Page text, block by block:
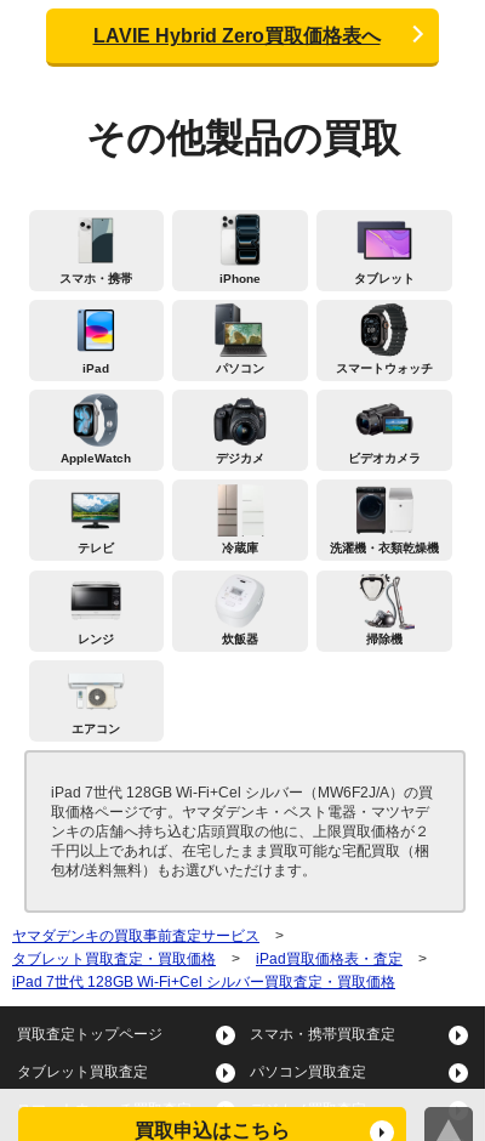
買取申込はこちら
LAVIE Hybrid Zero買取価格表へ
その他製品の買取
スマホ・携帯 iPhone タブレット
iPad パソコン スマートウォッチ
AppleWatch デジカメ ビデオカメラ
テレビ 冷蔵庫 洗濯機・衣類乾燥機
レンジ 炊飯器 掃除機
エアコン
iPad 7世代 128GB Wi-Fi+Cel シルバー（MW6F2J/A）の買
取価格ページです。ヤマダデンキ・ベスト電器・マツヤデ
ンキの店舗へ持ち込む店頭買取の他に、上限買取価格が２
千円以上であれば、在宅したまま買取可能な宅配買取（梱
包材/送料無料）もお選びいただけます。
ヤマダデンキの買取事前査定サービス
>
タブレット買取査定・買取価格
> iPad買取価格表・査定
>
iPad 7世代 128GB Wi-Fi+Cel シルバー買取査定・買取価格
買取査定トップページ スマホ・携帯買取査定
タブレット買取査定 パソコン買取査定
スマートウォッチ買取査定 デジカメ買取査定